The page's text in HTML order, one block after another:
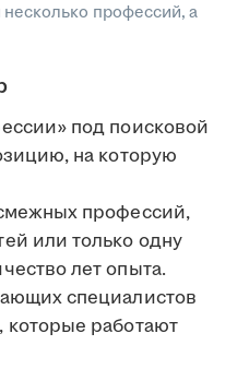
профессий, а
под поисковой
на которую
профессий,
или только одну
лет опыта.
специалистов
работают